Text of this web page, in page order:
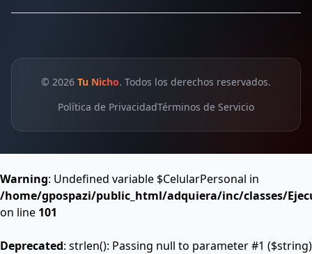
© 2026 Tu Nicho. Todos los derechos reservados.
Política de PrivacidadTérminos de Servicio
Warning: Undefined variable $CelularPersonal in
/home/gpospazi/public_html/adquiera/inc/classes/
on line 101
Deprecated: strlen(): Passing null to parameter #1 ($string)